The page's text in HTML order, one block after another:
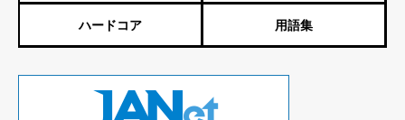
ハードコア 用語集